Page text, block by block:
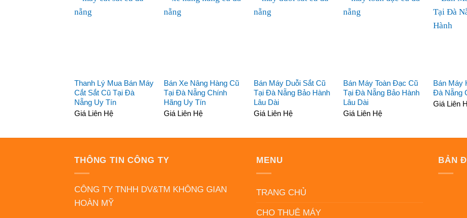
Thanh Lý Mua Bán Máy
Cắt Sắt Cũ Tại Đà
Nẵng Uy Tín
Giá Liên Hệ
Bán Xe Nâng Hàng Cũ
Tại Đà Nẵng Chính
Hãng Uy Tín
Giá Liên Hệ
Bán Máy Duỗi Sắt Cũ
Tại Đà Nẵng Bảo Hành
Lâu Dài
Giá Liên Hệ
Bán Máy Toàn Đạc Cũ
Tại Đà Nẵng Bảo Hành
Lâu Dài
Giá Liên Hệ
Bán Máy
Đà Nẵng
Giá Liên
THÔNG TIN CÔNG TY
CÔNG TY TNHH DV&TM KHÔNG GIAN
HOÀN MỸ
MENU
TRANG CHỦ
CHO THUÊ MÁY
BẢN